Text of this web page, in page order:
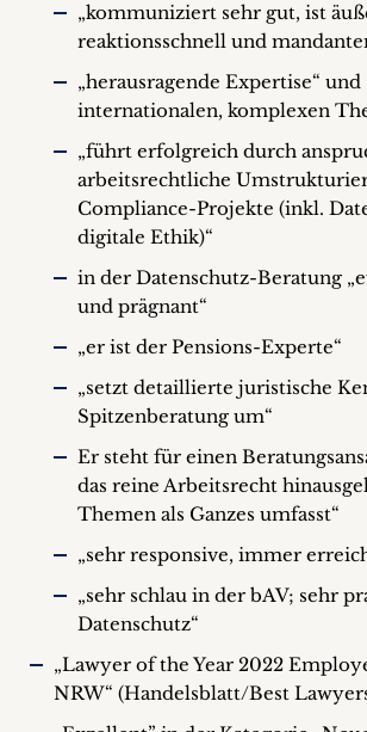
„kommuniziert sehr gut, ist
reaktionsschnell und
„herausragende Expertise“
internationalen, komplexen
„führt erfolgreich durch
arbeitsrechtliche
Compliance-Projekte (inkl.
digitale Ethik)“
in der Datenschutz-Beratung
und prägnant“
„er ist der Pensions-Experte“
„setzt detaillierte juristische
Spitzenberatung um“
Er steht für einen
das reine Arbeitsrecht
Themen als Ganzes umfasst“
„sehr responsive, immer
„sehr schlau in der bAV; sehr
Datenschutz“
„Lawyer of the Year 2022
NRW“ (Handelsblatt/Best